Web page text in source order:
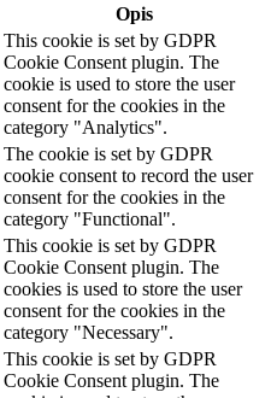
Opis
This cookie is set by GDPR
Cookie Consent plugin. The
cookie is used to store the user
consent for the cookies in the
category "Analytics".
The cookie is set by GDPR
cookie consent to record the user
consent for the cookies in the
category "Functional".
This cookie is set by GDPR
Cookie Consent plugin. The
cookies is used to store the user
consent for the cookies in the
category "Necessary".
This cookie is set by GDPR
Cookie Consent plugin. The